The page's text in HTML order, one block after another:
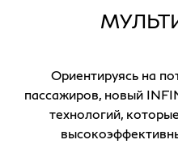
Ориентируясь на
пассажиров, новый
технологий,